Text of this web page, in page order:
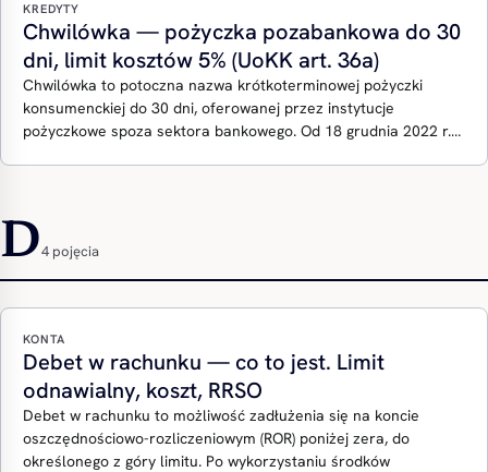
KREDYTY
Chwilówka — pożyczka pozabankowa do 30
dni, limit kosztów 5% (UoKK art. 36a)
Chwilówka to potoczna nazwa krótkoterminowej pożyczki
konsumenckiej do 30 dni, oferowanej przez instytucje
pożyczkowe spoza sektora bankowego. Od 18 grudnia 2022 r.…
D4 pojęcia
KONTA
Debet w rachunku — co to jest. Limit
odnawialny, koszt, RRSO
Debet w rachunku to możliwość zadłużenia się na koncie
oszczędnościowo-rozliczeniowym (ROR) poniżej zera, do
określonego z góry limitu. Po wykorzystaniu środków